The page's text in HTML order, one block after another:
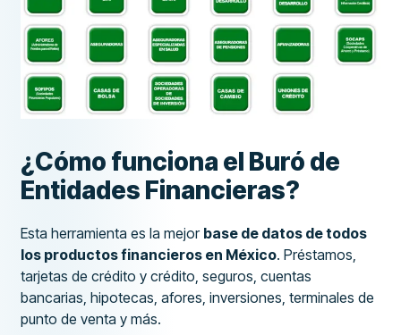
¿Cómo funciona el Buró de
Entidades Financieras?
Esta herramienta es la mejor base de datos de todos
los productos financieros en México. Préstamos,
tarjetas de crédito y crédito, seguros, cuentas
bancarias, hipotecas, afores, inversiones, terminales de
punto de venta y más.